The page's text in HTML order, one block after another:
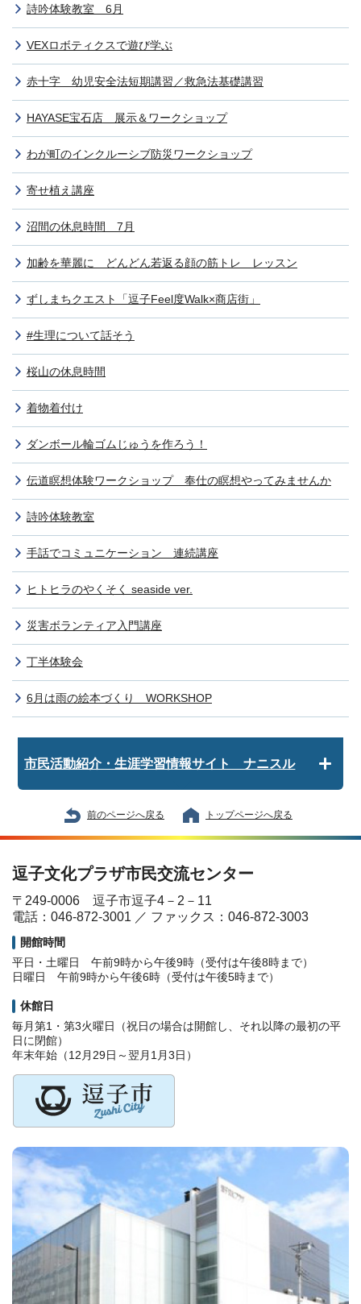
詩吟体験教室 6月
VEXロボティクスで遊び学ぶ
赤十字 幼児安全法短期講習／救急法基礎講習
HAYASE宝石店 展示＆ワークショップ
わが町のインクルーシブ防災ワークショップ
寄せ植え講座
沼間の休息時間 7月
加齢を華麗に どんどん若返る顔の筋トレ レッスン
ずしまちクエスト「逗子Feel度Walk×商店街」
#生理について話そう
桜山の休息時間
着物着付け
ダンボール輪ゴムじゅうを作ろう！
伝道瞑想体験ワークショップ 奉仕の瞑想やってみませんか
詩吟体験教室
手話でコミュニケーション 連続講座
ヒトヒラのやくそく seaside ver.
災害ボランティア入門講座
丁半体験会
6月は雨の絵本づくり WORKSHOP
市民活動紹介・生涯学習情報サイト ナニスル
前のページへ戻る トップページへ戻る
逗子文化プラザ市民交流センター
〒249-0006 逗子市逗子4－2－11
電話：046-872-3001 ／ ファックス：046-872-3003
開館時間
平日・土曜日 午前9時から午後9時（受付は午後8時まで）
日曜日 午前9時から午後6時（受付は午後5時まで）
休館日
毎月第1・第3火曜日（祝日の場合は開館し、それ以降の最初の平
日に閉館）
年末年始（12月29日～翌月1月3日）